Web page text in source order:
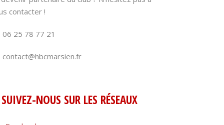
contacter !
06 25 78 77 21
contact@hbcmarsien.fr
SUIVEZ-NOUS SUR LES RÉSEAUX